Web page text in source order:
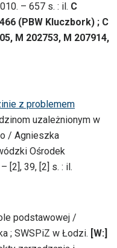
– 657 s. : il. C
(PBW Kluczbork) ; C
M 202753, M 207914,
z problemem
uzależnionym w
/ Agnieszka
Ośrodek
[2], 39, [2] s. : il.
podstawowej /
; SWSPiZ w Łodzi. [W:]